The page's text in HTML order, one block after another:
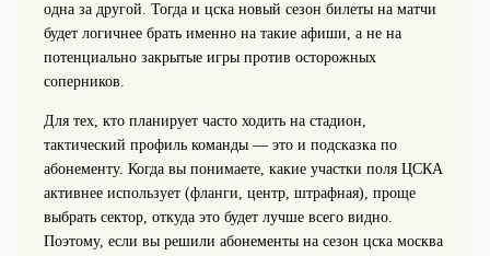
одна за другой. Тогда и цска новый сезон билеты на матчи
будет логичнее брать именно на такие афиши, а не на
потенциально закрытые игры против осторожных
соперников.
Для тех, кто планирует часто ходить на стадион,
тактический профиль команды — это и подсказка по
абонементу. Когда вы понимаете, какие участки поля ЦСКА
активнее использует (фланги, центр, штрафная), проще
выбрать сектор, откуда это будет лучше всего видно.
Поэтому, если вы решили абонементы на сезон цска москва